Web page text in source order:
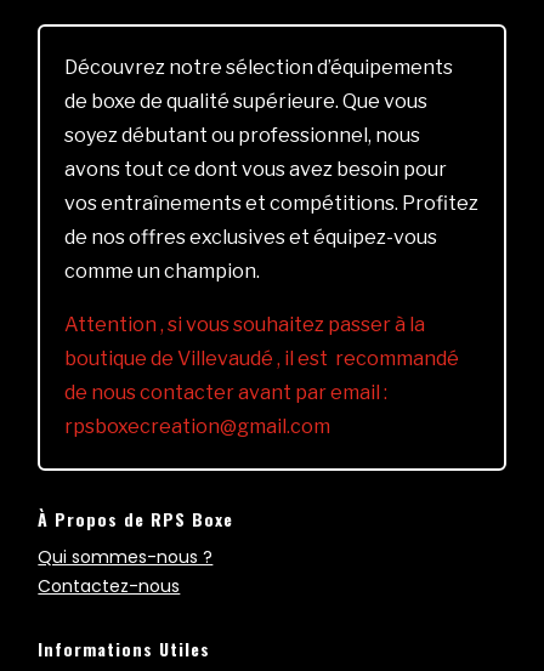
Découvrez notre sélection d’équipements
de boxe de qualité supérieure. Que vous
soyez débutant ou professionnel, nous
avons tout ce dont vous avez besoin pour
vos entraînements et compétitions. Profitez
de nos offres exclusives et équipez-vous
comme un champion.
Attention , si vous souhaitez passer à la
boutique de Villevaudé , il est recommandé
de nous contacter avant par email :
rpsboxecreation@gmail.com
À Propos de RPS Boxe
Qui sommes-nous ?
Contactez-nous
Informations Utiles